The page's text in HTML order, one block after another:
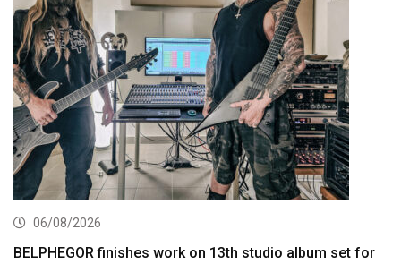
06/08/2026
BELPHEGOR finishes work on 13th studio album set for